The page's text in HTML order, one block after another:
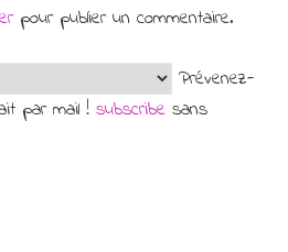
pour publier un commentaire.
Prévenez-
par mail ! subscribe sans